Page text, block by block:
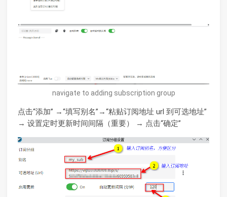
navigate to adding subscription group
点击“添加” →“填写别名”→“粘贴订阅地址 url 到可选地址”
→ 设置定时更新时间间隔（重要） → 点击“确定”